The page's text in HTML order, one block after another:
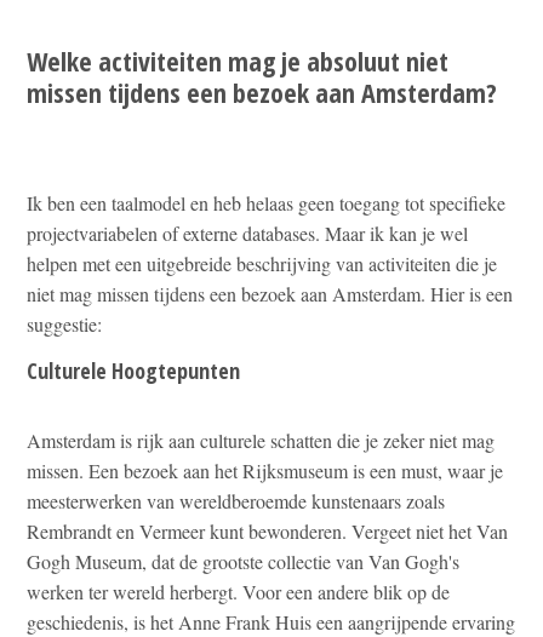
Welke activiteiten mag je absoluut niet
missen tijdens een bezoek aan Amsterdam?
Ik ben een taalmodel en heb helaas geen toegang tot specifieke
projectvariabelen of externe databases. Maar ik kan je wel
helpen met een uitgebreide beschrijving van activiteiten die je
niet mag missen tijdens een bezoek aan Amsterdam. Hier is een
suggestie:
Culturele Hoogtepunten
Amsterdam is rijk aan culturele schatten die je zeker niet mag
missen. Een bezoek aan het Rijksmuseum is een must, waar je
meesterwerken van wereldberoemde kunstenaars zoals
Rembrandt en Vermeer kunt bewonderen. Vergeet niet het Van
Gogh Museum, dat de grootste collectie van Van Gogh's
werken ter wereld herbergt. Voor een andere blik op de
geschiedenis, is het Anne Frank Huis een aangrijpende ervaring